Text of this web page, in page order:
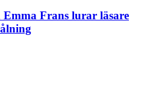
Emma Frans lurar läsare